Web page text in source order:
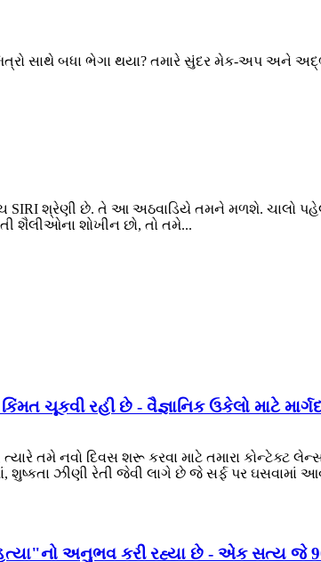
સાથે બધા ભેગા થયા? તમારે સુંદર મેક-અપ અને
SIRI શ્રેણી છે. તે આ અઠવાડિયે તમને મળશે. ચાલો
શૈલીઓના શોખીન છો, તો તમે...
ચૂકવી રહી છે - વૈજ્ઞાનિક ઉકેલો માટે
તમે નવો દિવસ શરૂ કરવા માટે તમારા કોન્ટેક્ટ
શુષ્કતા ઝીણી રેતી જેવી લાગે છે જે સર્ફ પર ઘસવામાં
અનુભવ કરી રહ્યા છે - એક સત્ય જે